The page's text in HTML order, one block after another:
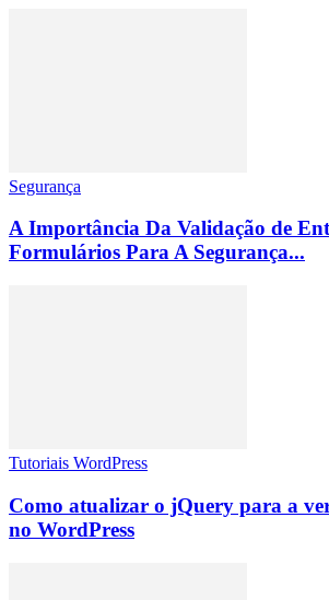
Segurança
A Importância Da Validação de
Formulários Para A Segurança...
Tutoriais WordPress
Como atualizar o jQuery para a
no WordPress